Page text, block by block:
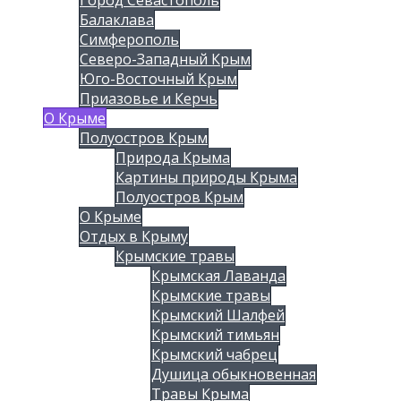
Балаклава
Симферополь
Северо-Западный Крым
Юго-Восточный Крым
Приазовье и Керчь
О Крыме
Полуостров Крым
Природа Крыма
Картины природы Крыма
Полуостров Крым
О Крыме
Отдых в Крыму
Крымские травы
Крымская Лаванда
Крымские травы
Крымский Шалфей
Крымский тимьян
Крымский чабрец
Душица обыкновенная
Травы Крыма